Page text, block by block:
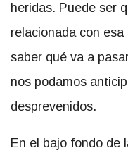
heridas. Puede ser
relacionada con
saber qué va a
nos podamos
desprevenidos.
En el bajo fondo de